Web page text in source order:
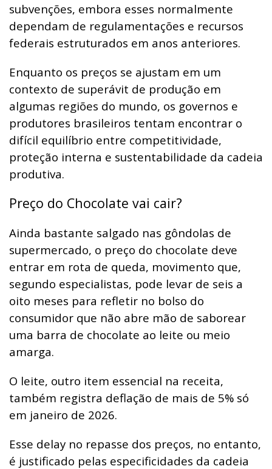
subvenções, embora esses normalmente
dependam de regulamentações e recursos
federais estruturados em anos anteriores.
Enquanto os preços se ajustam em um
contexto de superávit de produção em
algumas regiões do mundo, os governos e
produtores brasileiros tentam encontrar o
difícil equilíbrio entre competitividade,
proteção interna e sustentabilidade da cadeia
produtiva.
Preço do Chocolate vai cair?
Ainda bastante salgado nas gôndolas de
supermercado, o preço do chocolate deve
entrar em rota de queda, movimento que,
segundo especialistas, pode levar de seis a
oito meses para refletir no bolso do
consumidor que não abre mão de saborear
uma barra de chocolate ao leite ou meio
amarga.
O leite, outro item essencial na receita,
também registra deflação de mais de 5% só
em janeiro de 2026.
Esse delay no repasse dos preços, no entanto,
é justificado pelas especificidades da cadeia